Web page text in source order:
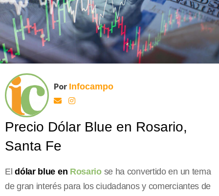
Por Infocampo
Precio Dólar Blue en Rosario,
Santa Fe
Eldólar blue en Rosariose ha convertido en un tema
de gran interés para los ciudadanos y comerciantes de